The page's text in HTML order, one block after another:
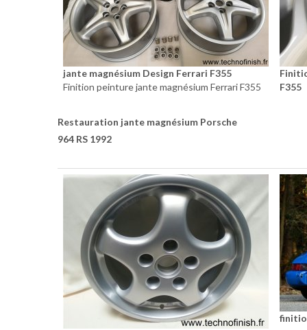
jante magnésium Design Ferrari F355
Finition peinture jante magnésium Ferrari F355
F355
Restauration jante magnésium Porsche
964 RS 1992